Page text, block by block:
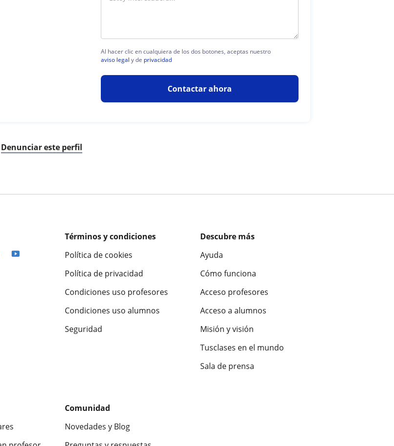
Al hacer clic en cualquiera de los dos botones, aceptas nuestro
aviso legal y de privacidad
Contactar ahora
Denunciar este perfil
Términos y condiciones
Política de cookies
Política de privacidad
Condiciones uso profesores
Condiciones uso alumnos
Seguridad
Descubre más
Ayuda
Cómo funciona
Acceso profesores
Acceso a alumnos
Misión y visión
Tusclases en el mundo
Sala de prensa
Comunidad
Novedades y Blog